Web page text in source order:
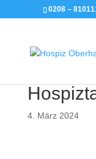
0208 –
4. März 2024